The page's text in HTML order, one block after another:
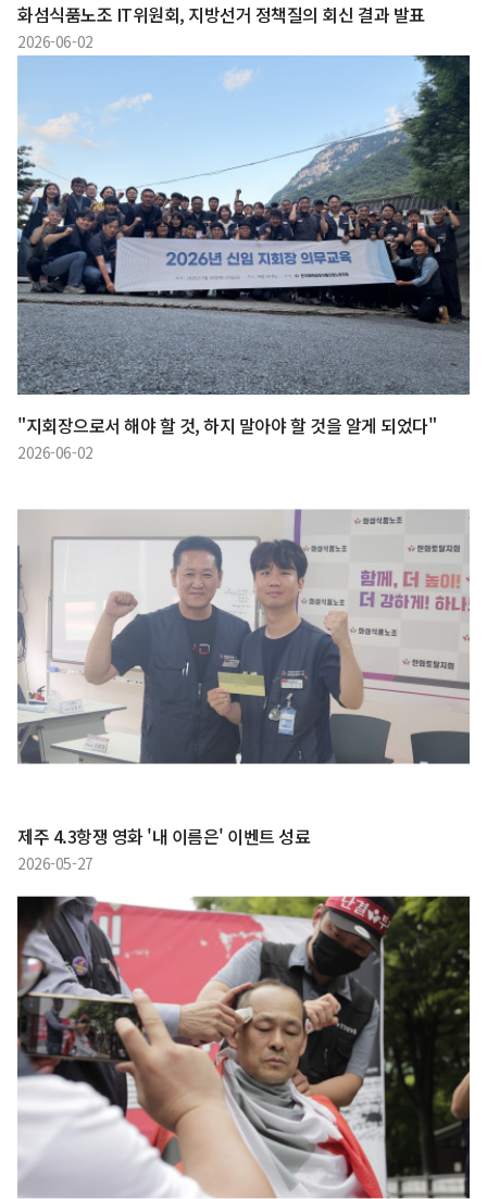
화섬식품노조 IT위원회, 지방선거 정책질의 회신 결과 발표
2026-06-02
"지회장으로서 해야 할 것, 하지 말아야 할 것을 알게 되었다"
2026-06-02
제주 4.3항쟁 영화 '내 이름은' 이벤트 성료
2026-05-27